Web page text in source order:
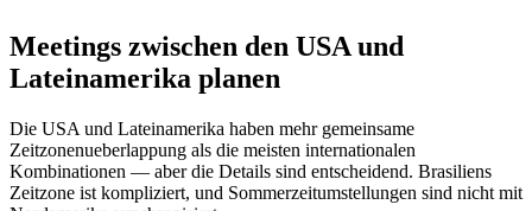
Meetings zwischen den USA und
Lateinamerika planen
Die USA und Lateinamerika haben mehr gemeinsame
Zeitzonenueberlappung als die meisten internationalen
Kombinationen — aber die Details sind entscheidend. Brasiliens
Zeitzone ist kompliziert, und Sommerzeitumstellungen sind nicht mit